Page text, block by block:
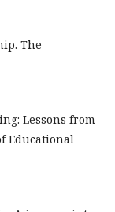
The
Lessons from
Educational